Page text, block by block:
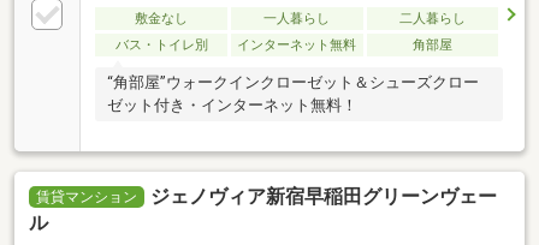
敷金なし 一人暮らし
二人暮らし
バス・トイレ別
インターネット無料 角部屋
“角部屋”ウォークインクローゼット＆シューズクロー
ゼット付き・インターネット無料！
賃貸マンション
ジェノヴィア新宿早稲田グリーンヴェー
ル